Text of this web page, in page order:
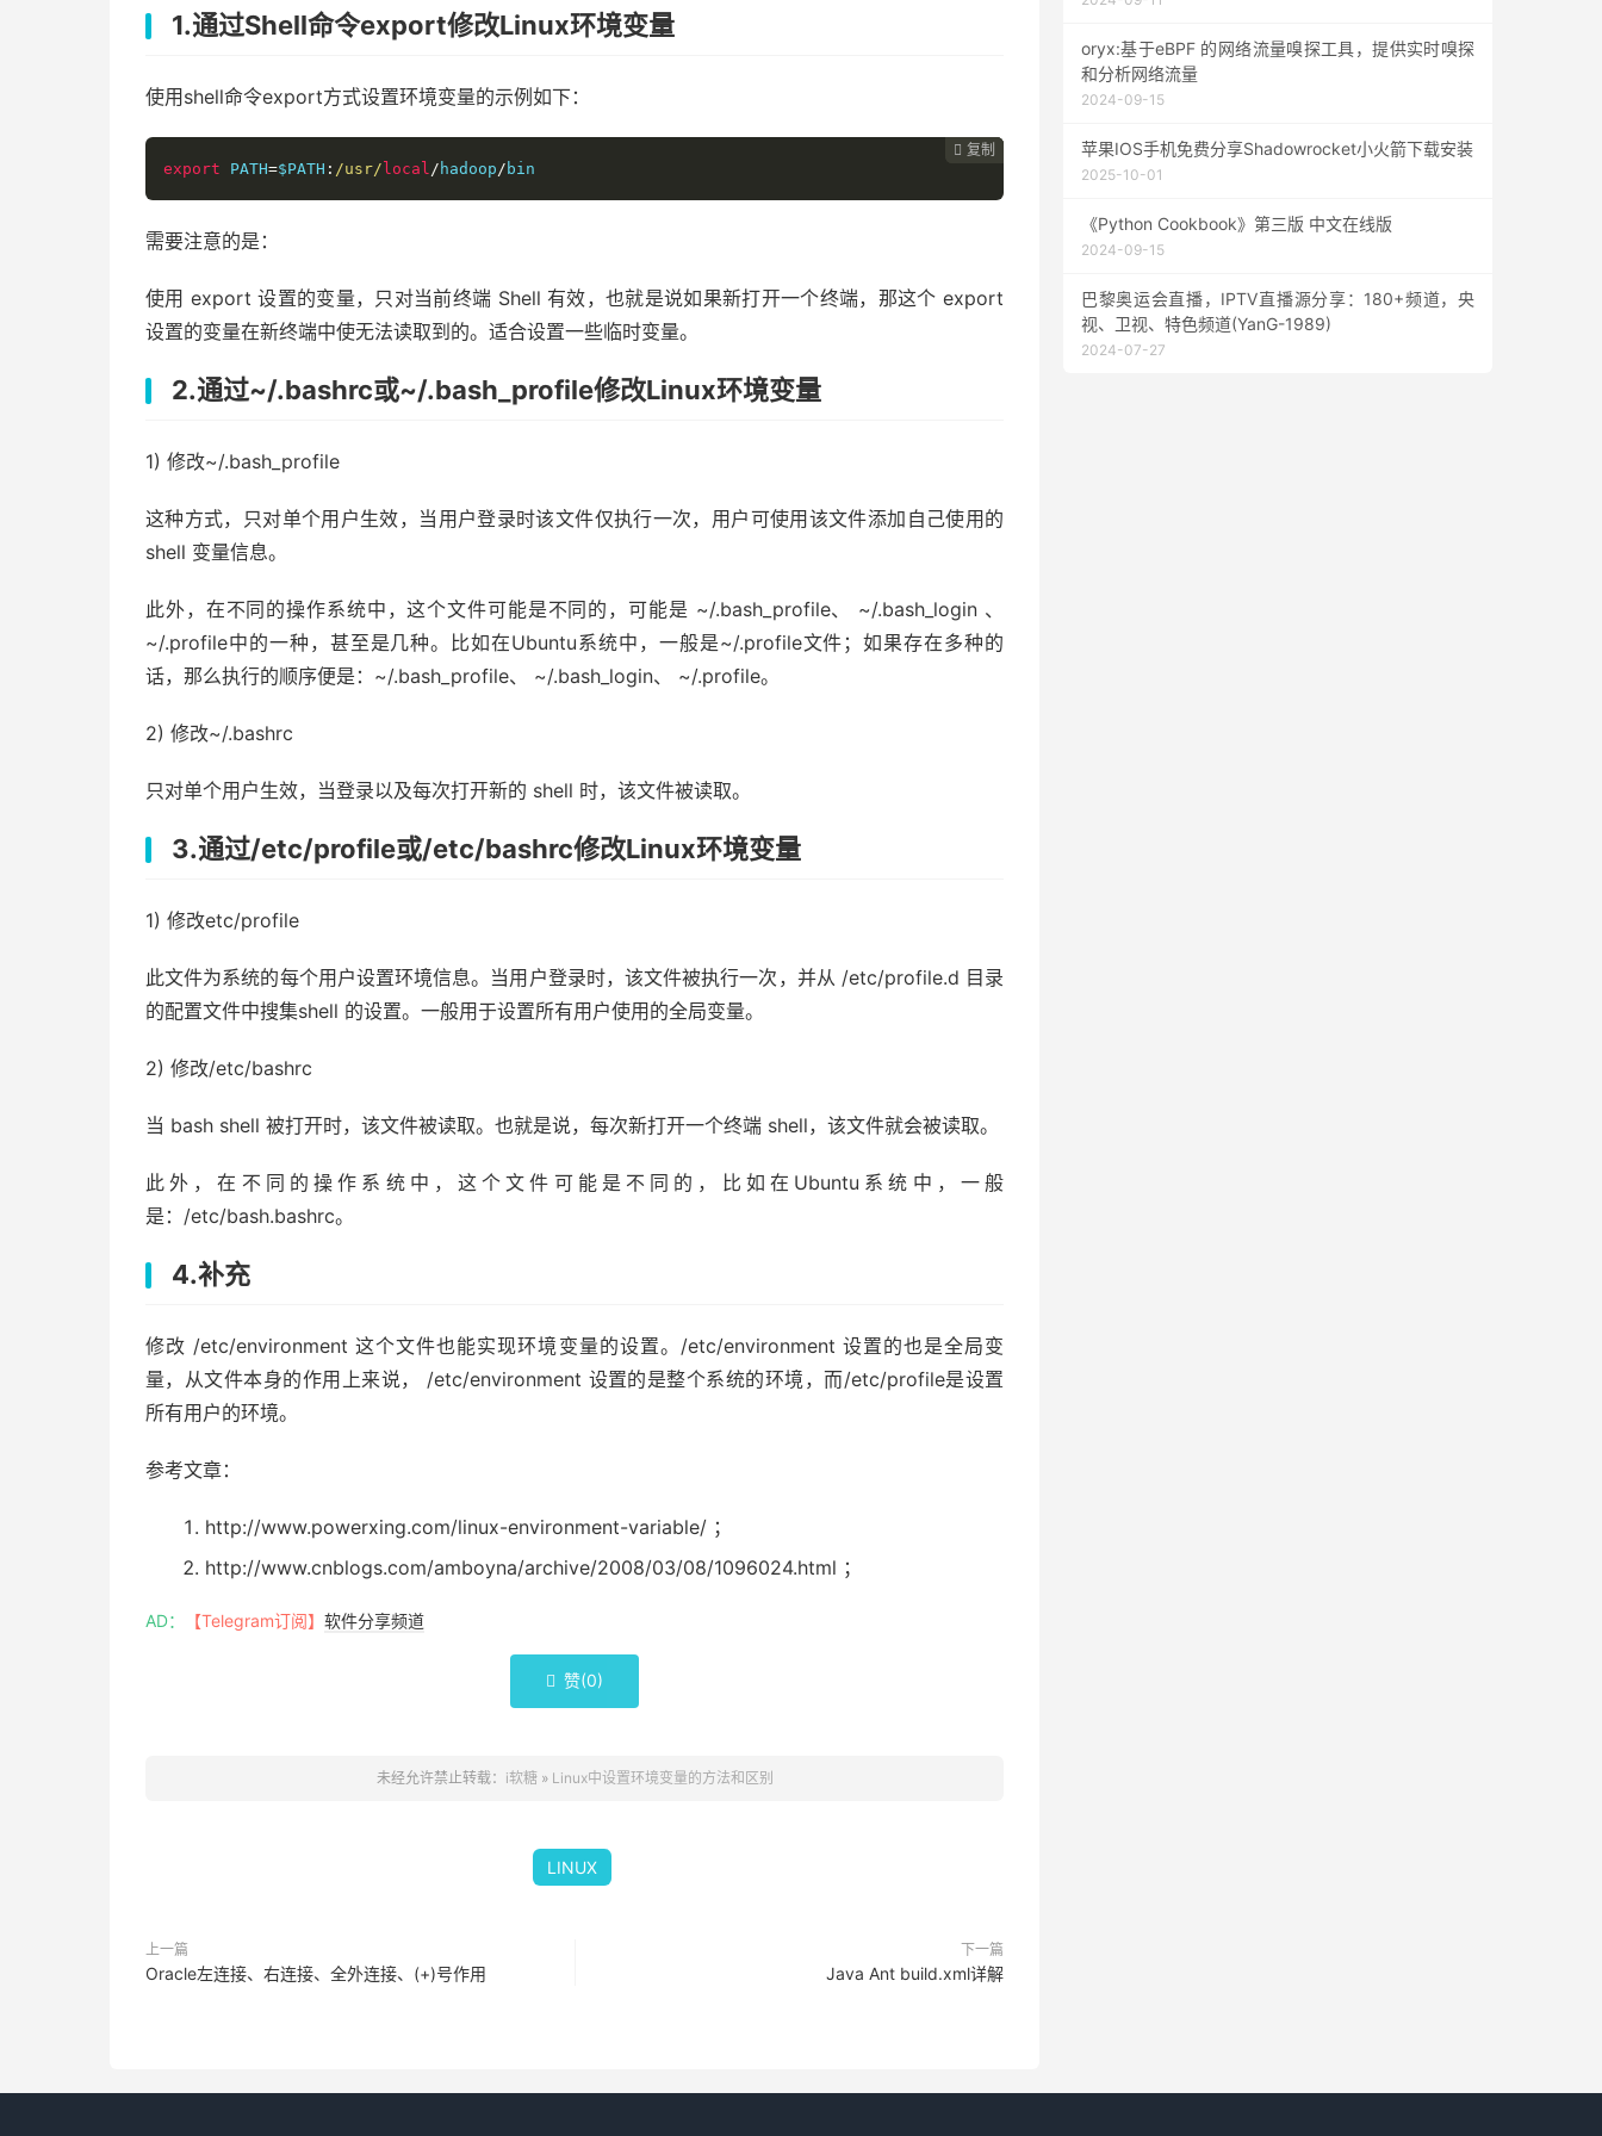
1.通过Shell命令export修改Linux环境变量
使用shell命令export方式设置环境变量的示例如下：
 复制
 复制
 复制
export PATH=$PATH : /usr/ local/ hadoop/ bin
需要注意的是：
使用 export 设置的变量，只对当前终端 Shell 有效，也就是说如果新打开一个终端，那这个 export
设置的变量在新终端中使无法读取到的。适合设置一些临时变量。
2.通过~/.bashrc或~/.bash_profile修改Linux环境变量
1) 修改~/.bash_profile
这种方式，只对单个用户生效，当用户登录时该文件仅执行一次，用户可使用该文件添加自己使用的
shell 变量信息。
此外，在不同的操作系统中，这个文件可能是不同的，可能是 ~/.bash_profile、 ~/.bash_login 、
~/.profile中的一种，甚至是几种。比如在Ubuntu系统中，一般是~/.profile文件；如果存在多种的
话，那么执行的顺序便是：~/.bash_profile、 ~/.bash_login、 ~/.profile。
2) 修改~/.bashrc
只对单个用户生效，当登录以及每次打开新的 shell 时，该文件被读取。
3.通过/etc/profile或/etc/bashrc修改Linux环境变量
1) 修改etc/profile
此文件为系统的每个用户设置环境信息。当用户登录时，该文件被执行一次，并从 /etc/profile.d 目录
的配置文件中搜集shell 的设置。一般用于设置所有用户使用的全局变量。
2) 修改/etc/bashrc
当 bash shell 被打开时，该文件被读取。也就是说，每次新打开一个终端 shell，该文件就会被读取。
此外，在不同的操作系统中，这个文件可能是不同的，比如在Ubuntu系统中，一般
是：/etc/bash.bashrc。
4.补充
修改 /etc/environment 这个文件也能实现环境变量的设置。/etc/environment 设置的也是全局变
量，从文件本身的作用上来说， /etc/environment 设置的是整个系统的环境，而/etc/profile是设置
所有用户的环境。
参考文章：
http://www.powerxing.com/linux-environment-variable/ ；
http://www.cnblogs.com/amboyna/archive/2008/03/08/1096024.html ；
AD： 【Telegram订阅】 软件分享频道
 赞(0)
未经允许禁止转载： i软糖» Linux中设置环境变量的方法和区别
LINUX
上一篇
Oracle左连接、右连接、全外连接、(+)号作用
下一篇
Java Ant build.xml详解
oryx:基于eBPF 的网络流量嗅探工具，提供实时嗅探
和分析网络流量
2024-09-15
苹果IOS手机免费分享Shadowrocket小火箭下载安装
2025-10-01
《Python Cookbook》第三版 中文在线版
2024-09-15
巴黎奥运会直播，IPTV直播源分享：180+频道，央
视、卫视、特色频道(YanG-1989)
2024-07-27